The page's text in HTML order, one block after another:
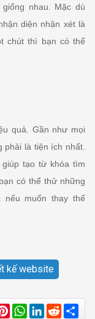
nhau. Mặc dù
diện nhận xét là
chút thì bạn có thể
quả. Gần như mọi
phải là tiện ích nhất.
tạo từ khóa tìm
có thể thử những
nếu muốn thay thế
kế website
Pinterest
WhatsApp
LinkedIn
Reddit